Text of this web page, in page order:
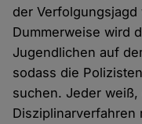
der
Dummerweise wird
Jugendlichen auf
sodass die
suchen. Jeder weiß,
Disziplinarverfahren